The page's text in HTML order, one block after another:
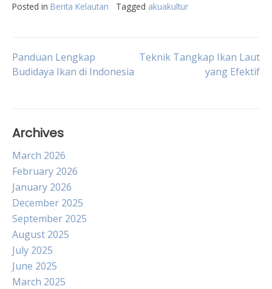
Posted in Berita Kelautan Tagged akuakultur
Post
Panduan Lengkap
Budidaya Ikan di Indonesia
Teknik Tangkap Ikan Laut
yang Efektif
Archives
March 2026
February 2026
January 2026
December 2025
September 2025
August 2025
July 2025
June 2025
March 2025